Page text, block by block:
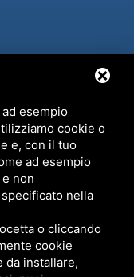
esempio
cookie o
e, con il tuo
ad esempio
non
nella
o cliccando
cookie
da installare,